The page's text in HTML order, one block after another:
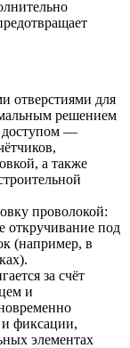
отверстиями для
решением
доступом —
а также
проволокой:
откручивание под
(например, в
за счёт
и
фиксации,
элементах